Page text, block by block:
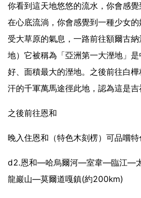
你看到這天地悠悠的流水，你會感
在心底流淌，你會感覺到一種少女
受大草原的氣息，一路前往額爾古
地）它被稱為「亞洲第一大溼地」
好、面積最大的溼地。之後前往白
汗的千軍萬馬途徑此地，認為這是吉
之後前往恩和
晚入住恩和（特色木刻楞）可品嚐特
d2.恩和—哈烏爾河—室韋—臨江—
龍巖山—莫爾道嘎鎮(約200km)